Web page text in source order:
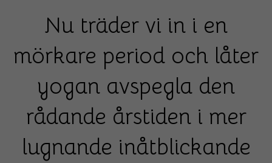
Nu träder vi in i en
mörkare period och låter
yogan avspegla den
rådande årstiden i mer
lugnande inåtblickande